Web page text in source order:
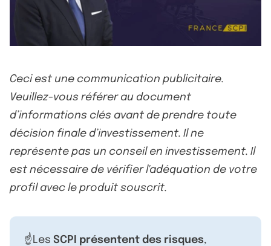
Ceci est une communication publicitaire.
Veuillez-vous référer au document
d’informations clés avant de prendre toute
décision finale d’investissement. Il ne
représente pas un conseil en investissement. Il
est nécessaire de vérifier l'adéquation de votre
profil avec le produit souscrit.
☝️Les SCPI présentent des risques,